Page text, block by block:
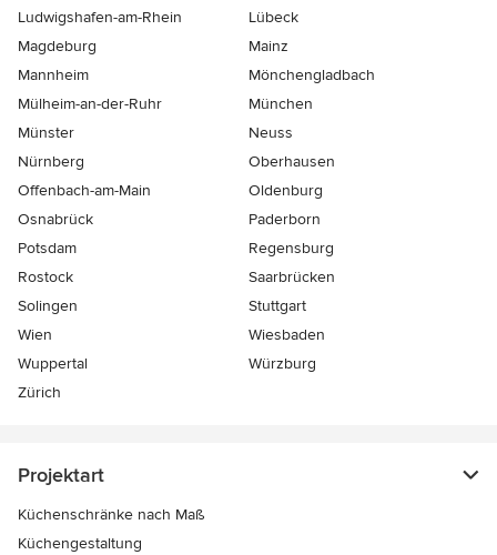
Ludwigshafen-am-Rhein
Lübeck
Magdeburg
Mainz
Mannheim
Mönchen­gladbach
Mülheim-an-der-Ruhr
München
Münster
Neuss
Nürnberg
Oberhausen
Offenbach-am-Main
Oldenburg
Osnabrück
Paderborn
Potsdam
Regensburg
Rostock
Saarbrücken
Solingen
Stuttgart
Wien
Wiesbaden
Wuppertal
Würzburg
Zürich
Projektart
Küchenschränke nach Maß
Küchengestaltung